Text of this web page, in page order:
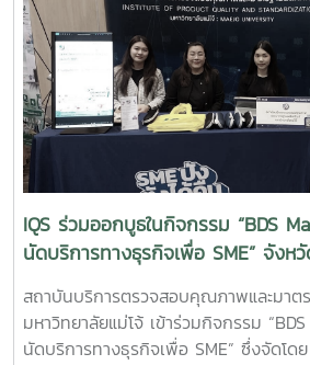
IQS ร่วมออกบูธในกิจกรรม “BDS
นัดบริการทางธุรกิจเพื่อ SME” จังหวั
สถาบันบริการตรวจสอบคุณภาพและมา
มหาวิทยาลัยแม่โจ้ เข้าร่วมกิจกรรม
นัดบริการทางธุรกิจเพื่อ SME” ซึ่งจัดโด